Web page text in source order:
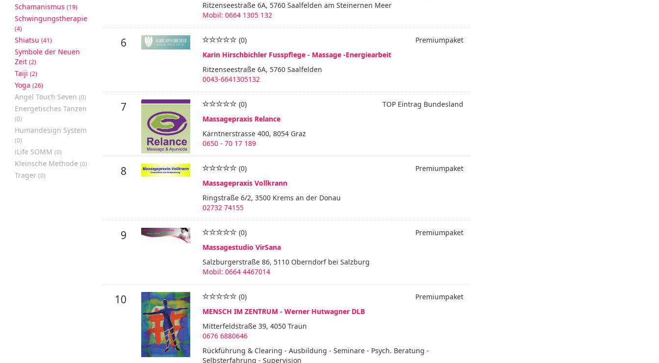
Schamanismus (19)
Schwingungstherapie
(4)
Shiatsu (41)
Symbole der Neuen
Zeit (2)
Taiji (2)
Yoga (26)
Angel Touch Seven (0)
Energetisches Tanzen
(0)
Humandesign System
(0)
iLife SOMM (0)
Kleinsche Methode (0)
Trager (0)
Ritzenseestraße 6A, 5760 Saalfelden am Steinernen Meer
Mobil: 0664 1305 132
6 Premiumpaket
(0)
Karin Hirschbichler Fusspflege - Massage -Energiearbeit
Ritzenseestraße 6A, 5760 Saalfelden
0043-6641305132
7 TOP Eintrag Bundesland
(0)
Massagepraxis Relance
Kärntnerstrasse 400, 8054 Graz
0650 - 70 17 189
8 Premiumpaket
(0)
Massagepraxis Vollkrann
Ringstraße 6/2, 3500 Krems an der Donau
02732 74155
9 Premiumpaket
(0)
Massagestudio VirSana
Salzburgerstraße 86, 5110 Oberndorf bei Salzburg
Mobil: 0664 4467014
10 Premiumpaket
(0)
MENSCH IM ZENTRUM - Werner Hutwagner DLB
Mitterfeldstraße 39, 4050 Traun
0676 6880646
Rückführung & Clearing - Ausbildung - Seminare - Psych. Beratung -
Selbsterfahrung - Supervision